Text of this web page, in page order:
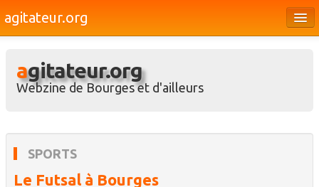
agitateur.org
Bourges & le Cher
Médias
Dossiers
agitateur.org
Webzine de Bourges et d'ailleurs
SPORTS
Le Futsal à Bourges